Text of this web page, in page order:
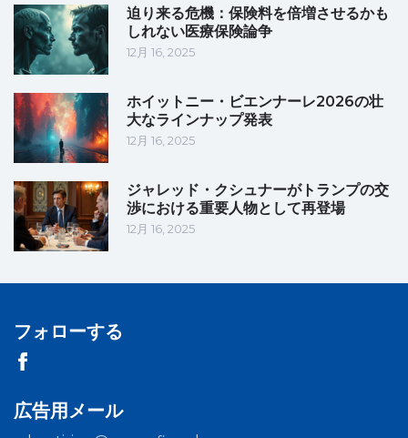
迫り来る危機：保険料を倍増させるかも
しれない医療保険論争
12月 16, 2025
ホイットニー・ビエンナーレ2026の壮
大なラインナップ発表
12月 16, 2025
ジャレッド・クシュナーがトランプの交
渉における重要人物として再登場
12月 16, 2025
フォローする
広告用メール